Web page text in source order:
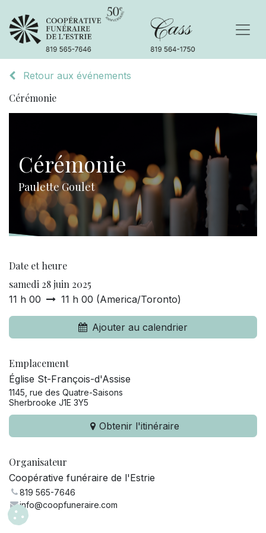
Retour aux événements
Cérémonie
Cérémonie
Paulette Goulet
Date et heure
samedi 28 juin 2025
11 h 00 11 h 00 (America/Toronto)
Ajouter au calendrier
Emplacement
Église St-François-d'Assise
1145, rue des Quatre-Saisons
Sherbrooke J1E 3Y5
Obtenir l'itinéraire
Organisateur
Coopérative funéraire de l'Estrie
819 565-7646
info@coopfuneraire.com